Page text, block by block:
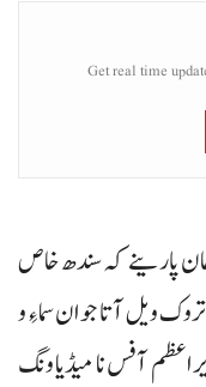
Get real time
پارینے کہ سندھ خاص
ویل آتا جوان سماءِ و
آفس نا میڈیا ونگ